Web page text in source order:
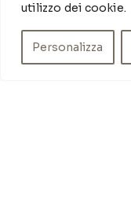
utilizzo dei cookie.
Personalizza
Chi siamo
Cookie Policy